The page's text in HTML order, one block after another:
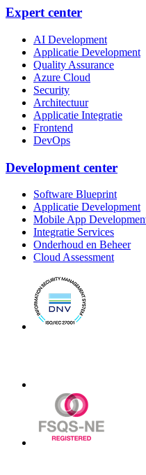
Expert center
AI Development
Applicatie Development
Quality Assurance
Azure Cloud
Security
Architectuur
Applicatie Integratie
Frontend
DevOps
Development center
Software Blueprint
Applicatie Development
Mobile App
Integratie Services
Onderhoud en Beheer
Cloud Assessment